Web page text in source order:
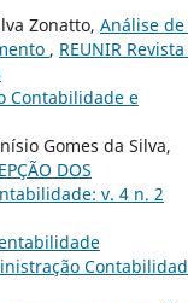
Zonatto, Análise
, REUNIR
Contabilidade e
Gomes da Silva,
DOS
v. 4 n. 2